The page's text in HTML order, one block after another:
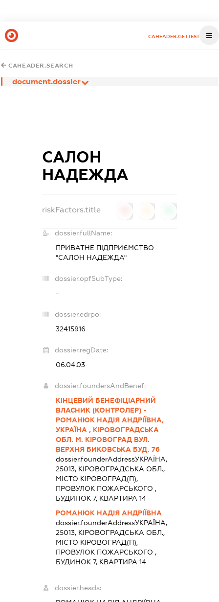
CAHEADER.GETTEST
CAHEADER.SEARCH
document.dossier
САЛОН
НАДЕЖДА
riskFactors.title
dossier.fullName:
ПРИВАТНЕ ПІДПРИЄМСТВО
"САЛОН НАДЕЖДА"
dossier.opfSubType:
-
dossier.edrpo:
32415916
dossier.regDate:
06.04.03
dossier.foundersAndBenef:
КІНЦЕВИЙ БЕНЕФІЦІАРНИЙ
ВЛАСНИК (КОНТРОЛЕР) -
РОМАНЮК НАДІЯ АНДРІЇВНА,
УКРАЇНА , КІРОВОГРАДСЬКА
ОБЛ. М. КІРОВОГРАД ВУЛ.
ВЕРХНЯ БИКОВСЬКА БУД. 76
dossier.founderAddressУКРАЇНА,
25013, КІРОВОГРАДСЬКА ОБЛ.,
МІСТО КІРОВОГРАД(П),
ПРОВУЛОК ПОЖАРСЬКОГО ,
БУДИНОК 7, КВАРТИРА 14
РОМАНЮК НАДІЯ АНДРІЇВНА
dossier.founderAddressУКРАЇНА,
25013, КІРОВОГРАДСЬКА ОБЛ.,
МІСТО КІРОВОГРАД(П),
ПРОВУЛОК ПОЖАРСЬКОГО ,
БУДИНОК 7, КВАРТИРА 14
dossier.heads: